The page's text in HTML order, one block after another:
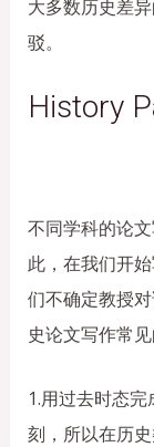
大多数历史差
驳。
History
不同学科的论
此，在我们开
们不确定教授
史论文写作常见
1.用过去时态
刻，所以在历